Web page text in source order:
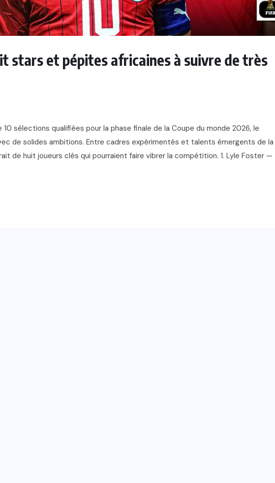
stars et pépites africaines à suivre de très
sélections qualifiées pour la phase finale de la Coupe du monde 2026, le
de solides ambitions. Entre cadres expérimentés et talents émergents de la
de huit joueurs clés qui pourraient faire vibrer la compétition. 1. Lyle Foster —